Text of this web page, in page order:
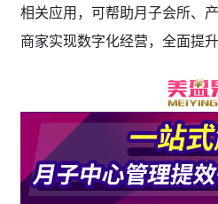
相关应用，可帮助月子会所、
商家实现数字化经营，全面提